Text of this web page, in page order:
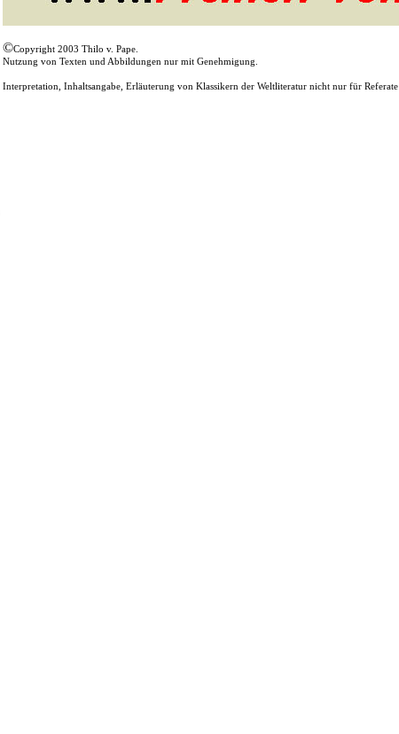
©Copyright 2003 Thilo v. Pape.
Nutzung von Texten und Abbildungen nur mit Genehmigung.
Interpretation, Inhaltsangabe, Erläuterung von Klassikern der Weltliteratur nicht nur für Referate